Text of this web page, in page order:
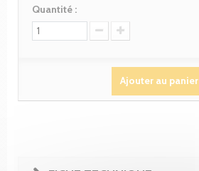
Quantité :
Ajouter au panier